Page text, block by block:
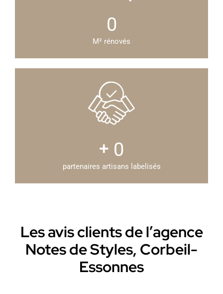
0
M² rénovés
0
partenaires artisans labelisés
Les avis clients de l’agence
Notes de Styles, Corbeil-
Essonnes